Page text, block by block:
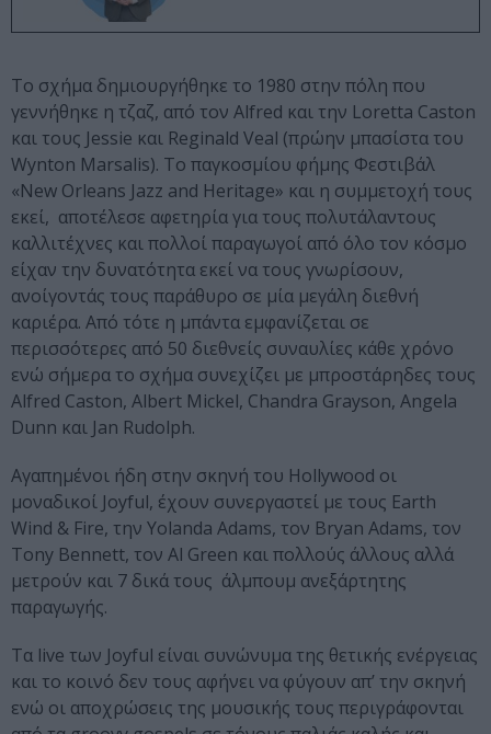
Το σχήμα δημιουργήθηκε το 1980 στην πόλη που
γεννήθηκε η τζαζ, από τον Alfred και την Loretta Caston
και τους Jessie και Reginald Veal (πρώην μπασίστα του
Wynton Marsalis). To παγκοσμίου φήμης Φεστιβάλ
«New Orleans Jazz and Heritage» και η συμμετοχή τους
εκεί, αποτέλεσε αφετηρία για τους πολυτάλαντους
καλλιτέχνες και πολλοί παραγωγοί από όλο τον κόσμο
είχαν την δυνατότητα εκεί να τους γνωρίσουν,
ανοίγοντάς τους παράθυρο σε μία μεγάλη διεθνή
καριέρα. Από τότε η μπάντα εμφανίζεται σε
περισσότερες από 50 διεθνείς συναυλίες κάθε χρόνο
ενώ σήμερα το σχήμα συνεχίζει με μπροστάρηδες τους
Alfred Caston, Albert Mickel, Chandra Grayson, Angela
Dunn και Jan Rudolph.
Αγαπημένοι ήδη στην σκηνή του Hollywood οι
μοναδικοί Joyful, έχουν συνεργαστεί με τους Earth
Wind & Fire, την Yolanda Adams, τον Bryan Adams, τον
Tony Bennett, τον Al Green και πολλούς άλλους αλλά
μετρούν και 7 δικά τους άλμπουμ ανεξάρτητης
παραγωγής.
Τα live των Joyful είναι συνώνυμα της θετικής ενέργειας
και το κοινό δεν τους αφήνει να φύγουν απ’ την σκηνή
ενώ οι αποχρώσεις της μουσικής τους περιγράφονται